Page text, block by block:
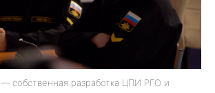
собственная разработка ЦПИ РГО и